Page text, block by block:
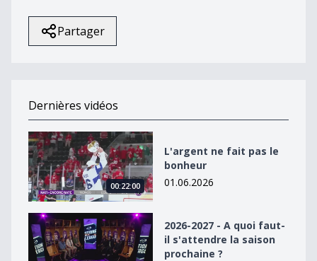
Partager
Dernières vidéos
L&#039;argent ne fait pas le bonheur
00:22:00
L'argent ne fait pas le
bonheur
01.06.2026
2026-2027 - A quoi faut-il s&#039;attendre la saison
2026-2027 - A quoi faut-
il s'attendre la saison
prochaine ?